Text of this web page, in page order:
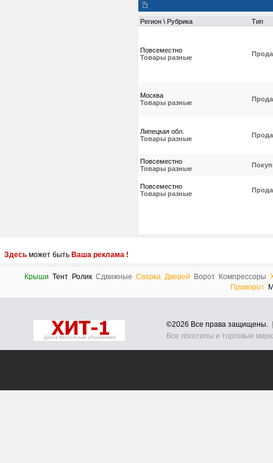
Регион \ Рубрика Тип
Повсеместно
Товары разные
Москва
Товары разные
Липецкая обл.
Товары разные
Повсеместно
Товары разные
Повсеместно
Товары разные
Здесь может быть Ваша реклама !
Крыши Тент Ролик Сдвижные Сварка Дверей Ворот Компрессоры
Приворот
©2026 Все права защищены.
Все логотипы и торговые